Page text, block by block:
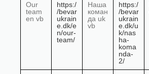
Our
team
en vb
https:/
/bevar
ukrain
e.dk/e
n/our-
team/
Наша
коман
да uk
vb
https:/
/bevar
ukrain
e.dk/u
k/nas
ha-
koma
nda-
2/